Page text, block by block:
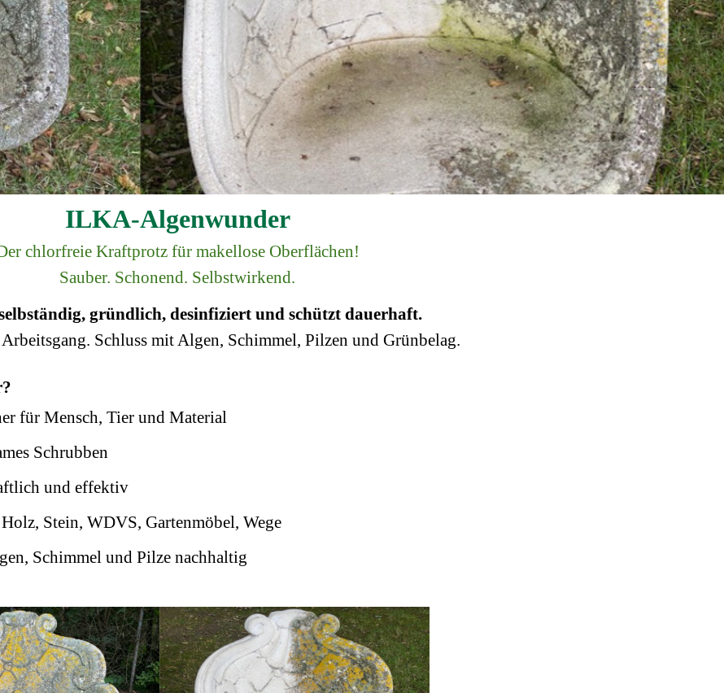
ILKA-Algenwunder
chlorfreie Kraftprotz für makellose Oberflächen!
Sauber. Schonend. Selbstwirkend.
gründlich, desinfiziert und schützt dauerhaft.
Schluss mit Algen, Schimmel, Pilzen und Grünbelag.
für Mensch, Tier und Material
Schrubben
und effektiv
Holz, Stein, WDVS, Gartenmöbel, Wege
Schimmel und Pilze nachhaltig